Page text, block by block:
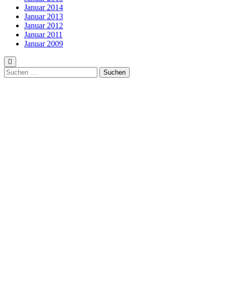
Januar 2014
Januar 2013
Januar 2012
Januar 2011
Januar 2009
Suchen
nach: